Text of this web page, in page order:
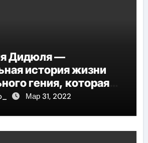
Дидюля —
история жизни
гения, которая
в самые глубины
Мар 31, 2022